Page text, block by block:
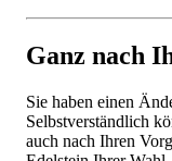
Ganz nach
Sie haben einen
Selbstverständlich
auch nach Ihren